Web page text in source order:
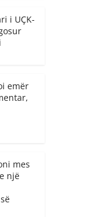
i UÇK-
emër
mes
një